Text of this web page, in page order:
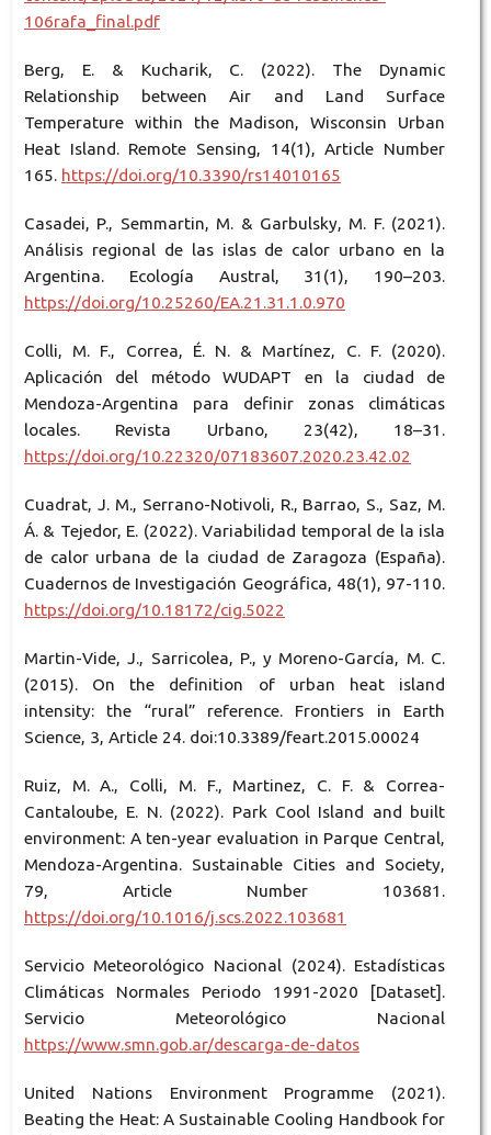
106rafa_final.pdf
Berg, E. & Kucharik, C. (2022). The Dynamic
Relationship between Air and Land Surface
Temperature within the Madison, Wisconsin Urban
Heat Island. Remote Sensing, 14(1), Article Number
165. https://doi.org/10.3390/rs14010165
Casadei, P., Semmartin, M. & Garbulsky, M. F. (2021).
Análisis regional de las islas de calor urbano en la
Argentina. Ecología Austral, 31(1), 190–203.
https://doi.org/10.25260/EA.21.31.1.0.970
Colli, M. F., Correa, É. N. & Martínez, C. F. (2020).
Aplicación del método WUDAPT en la ciudad de
Mendoza-Argentina para definir zonas climáticas
locales. Revista Urbano, 23(42), 18–31.
https://doi.org/10.22320/07183607.2020.23.42.02
Cuadrat, J. M., Serrano-Notivoli, R., Barrao, S., Saz, M.
Á. & Tejedor, E. (2022). Variabilidad temporal de la isla
de calor urbana de la ciudad de Zaragoza (España).
Cuadernos de Investigación Geográfica, 48(1), 97-110.
https://doi.org/10.18172/cig.5022
Martin-Vide, J., Sarricolea, P., y Moreno-García, M. C.
(2015). On the definition of urban heat island
intensity: the “rural” reference. Frontiers in Earth
Science, 3, Article 24. doi:10.3389/feart.2015.00024
Ruiz, M. A., Colli, M. F., Martinez, C. F. & Correa-
Cantaloube, E. N. (2022). Park Cool Island and built
environment: A ten-year evaluation in Parque Central,
Mendoza-Argentina. Sustainable Cities and Society,
79, Article Number 103681.
https://doi.org/10.1016/j.scs.2022.103681
Servicio Meteorológico Nacional (2024). Estadísticas
Climáticas Normales Periodo 1991-2020 [Dataset].
Servicio Meteorológico Nacional
https://www.smn.gob.ar/descarga-de-datos
United Nations Environment Programme (2021).
Beating the Heat: A Sustainable Cooling Handbook for